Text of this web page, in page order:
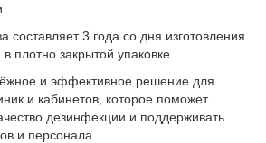
составляет 3 года со дня изготовления
плотно закрытой упаковке.
и эффективное решение для
и кабинетов, которое поможет
дезинфекции и поддерживать
и персонала.